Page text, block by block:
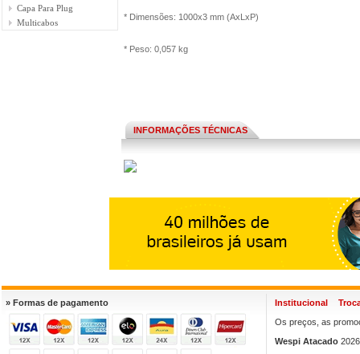
Capa Para Plug
Multicabos
* Dimensões: 1000x3 mm (AxLxP)
* Peso: 0,057 kg
INFORMAÇÕES TÉCNICAS
» Formas de pagamento Institucional
Os preços, as
Wespi Atacado